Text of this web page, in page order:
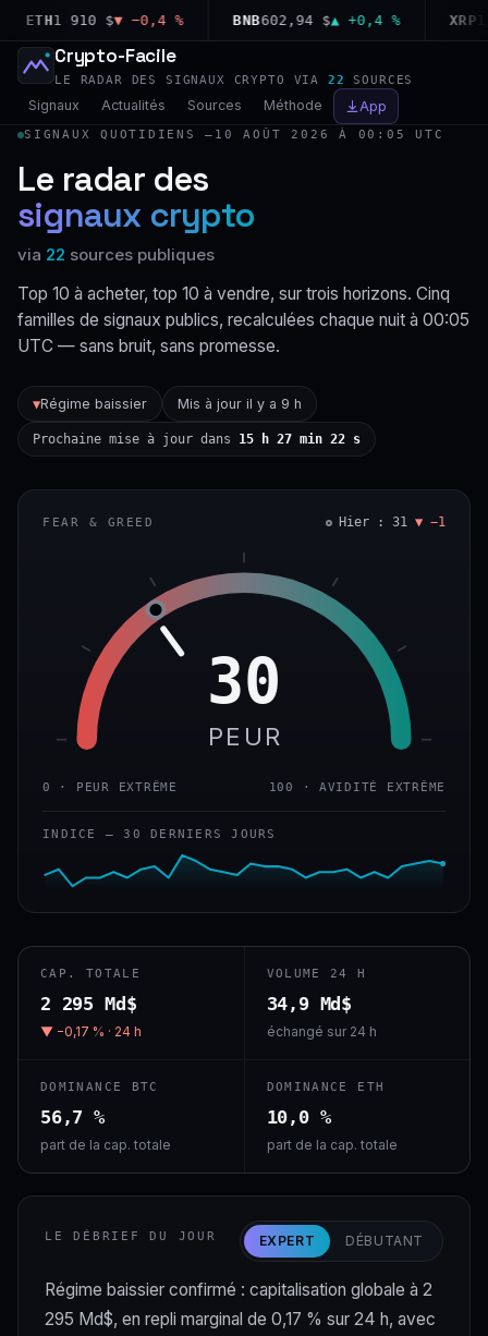
ETH1 910 $▼ −0,4 % BNB602,94 $▲ +0,4 % XRP
Crypto-Facile
LE RADAR DES SIGNAUX CRYPTO VIA 22 SOURCES
Signaux Actualités Sources Méthode App
SIGNAUX QUOTIDIENS — 10 AOÛT 2026 À 00:05 UTC
Le radar des
signaux crypto
via 22 sources publiques
Top 10 à acheter, top 10 à vendre, sur trois horizons. Cinq
familles de signaux publics, recalculées chaque nuit à 00:05
UTC — sans bruit, sans promesse.
▼Régime baissier Mis à jour il y a 9 h
Prochaine mise à jour dans 15 h 27 min 21 s
FEAR & GREED Hier : 31 ▼ −1
30
PEUR
0 · PEUR EXTRÊME 100 · AVIDITÉ EXTRÊME
INDICE — 30 DERNIERS JOURS
CAP. TOTALE
2 295 Md$
▼ −0,17 % · 24 h
VOLUME 24 H
34,9 Md$
échangé sur 24 h
DOMINANCE BTC
56,7 %
part de la cap. totale
DOMINANCE ETH
10,0 %
part de la cap. totale
LE DÉBRIEF DU JOUR EXPERT DÉBUTANT
Régime baissier confirmé : capitalisation globale à 2
295 Md$, en repli marginal de 0,17 % sur 24 h, avec